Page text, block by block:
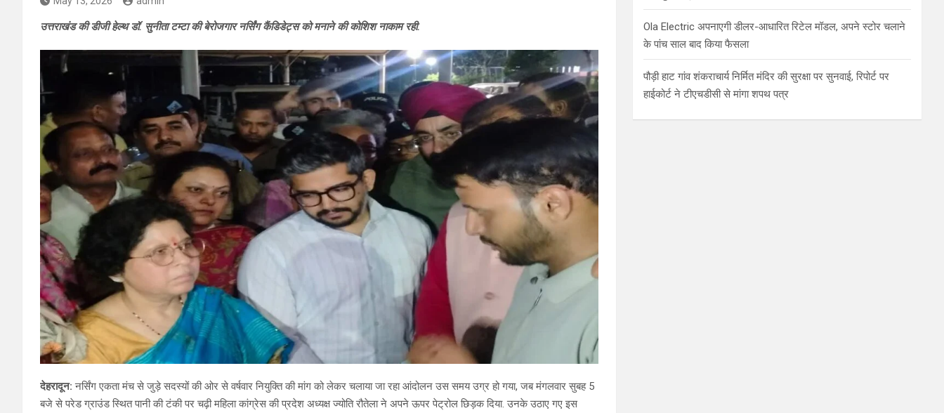
उत्तराखंड की डीजी हेल्थ डॉ. सुनीता टम्टा की बेरोजगार नर्सिंग कैंडिडेट्स को मनाने की कोशिश नाकाम रही.
देहरादून: नर्सिंग एकता मंच से जुड़े सदस्यों की ओर से वर्षवार नियुक्ति की मांग को लेकर चलाया जा रहा आंदोलन उस समय उग्र हो गया, जब मंगलवार सुबह 5
बजे से परेड ग्राउंड स्थित पानी की टंकी पर चढ़ी महिला कांग्रेस की प्रदेश अध्यक्ष ज्योति रौतेला ने अपने ऊपर पेट्रोल छिड़क दिया. उनके उठाए गए इस
Ola Electric अपनाएगी डीलर-आधारित रिटेल मॉडल, अपने स्टोर चलाने
के पांच साल बाद किया फैसला
पौड़ी हाट गांव शंकराचार्य निर्मित मंदिर की सुरक्षा पर सुनवाई, रिपोर्ट पर
हाईकोर्ट ने टीएचडीसी से मांगा शपथ पत्र